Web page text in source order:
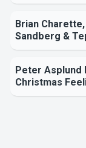
Brian
Sandberg &
Peter Asplund
Christmas